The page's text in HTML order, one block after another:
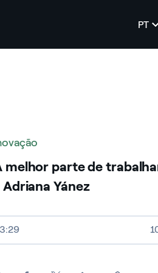
PT
melhor parte de
Yánez
size, duration and file type